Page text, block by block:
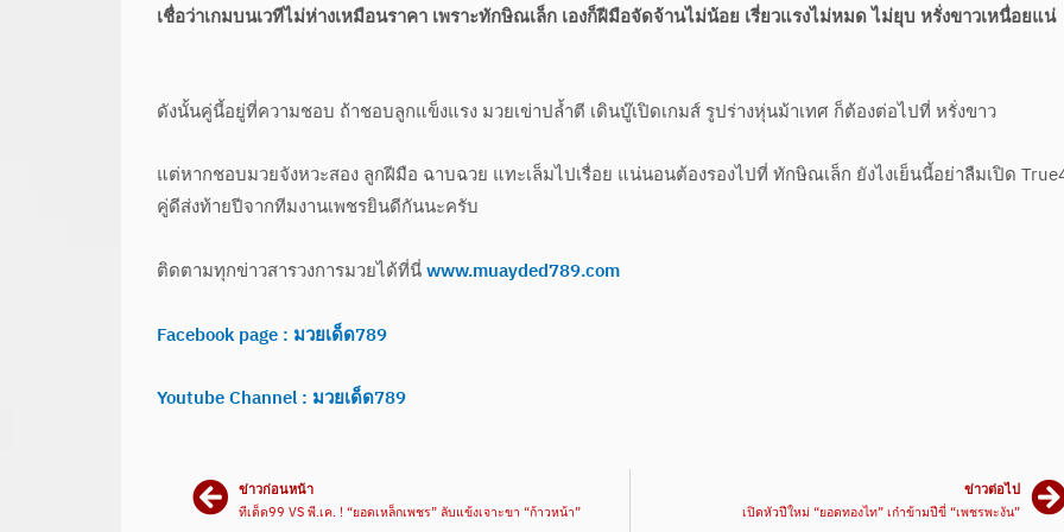
เชื่อว่าเกมบนเวทีไม่ห่างเหมือนราคา เพราะทักษิณเล็ก เองก็ฝีมือจัดจ้านไม่น้อย เรี่ยวแรงไม่หมด ไม่ยุบ หรั่งขาวเหนื่อยแน่
ดังนั้นคู่นี้อยู่ที่ความชอบ ถ้าชอบลูกแข็งแรง มวยเข่าปล้ำตี เดินบู๊เปิดเกมส์ รูปร่างหุ่นม้าเทศ ก็ต้องต่อไปที่ หรั่งขาว
แต่หากชอบมวยจังหวะสอง ลูกฝีมือ ฉาบฉวย แทะเล็มไปเรื่อย แน่นอนต้องรองไปที่ ทักษิณเล็ก ยังไงเย็นนี้อย่าลืมเปิด
คู่ดีส่งท้ายปีจากทีมงานเพชรยินดีกันนะครับ
ติดตามทุกข่าวสารวงการมวยได้ที่นี่www.muayded789.com
Facebook page : มวยเด็ด789
Youtube Channel : มวยเด็ด789
ข่าวก่อนหน้า
ทีเด็ด99 VS พี.เค. ! “ยอดเหล็กเพชร” ลับแข้งเจาะขา “ก้าวหน้า”
ข่าวต่อไป
เปิดหัวปีใหม่ “ยอดทองไท” เก๋าข้ามปีขี่ “เพชรพะงัน”